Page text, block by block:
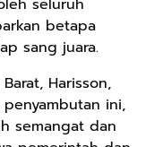
seluruh
betapa
sang juara.
Harisson,
ini,
semangat dan